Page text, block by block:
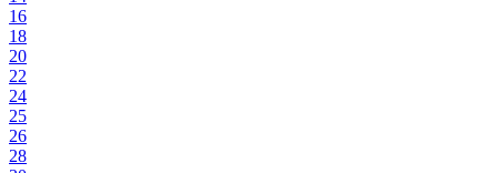
16
18
20
22
24
25
26
28